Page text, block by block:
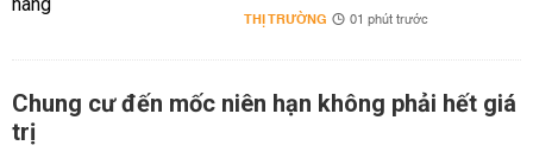
THỊ TRƯỜNG 01 phút trước
Chung cư đến mốc niên hạn không phải hết giá
trị